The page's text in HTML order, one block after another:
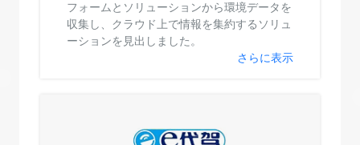
フォームとソリューションから環境データを
収集し、クラウド上で情報を集約するソリュ
ーションを見出しました。
さらに表示